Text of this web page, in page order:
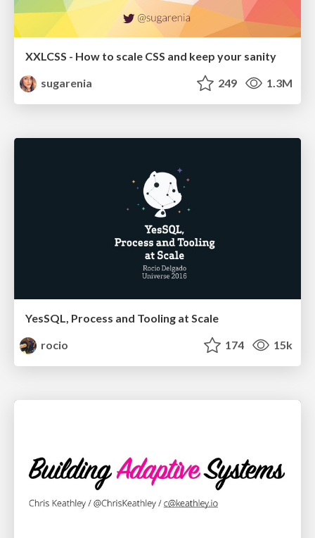
XXLCSS - How to scale CSS and keep your sanity
sugarenia
249 1.3M
YesSQL, Process and Tooling at Scale
rocio
174 15k